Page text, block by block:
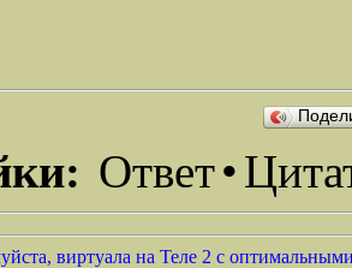
Ответ•
виртуала на Теле 2 с